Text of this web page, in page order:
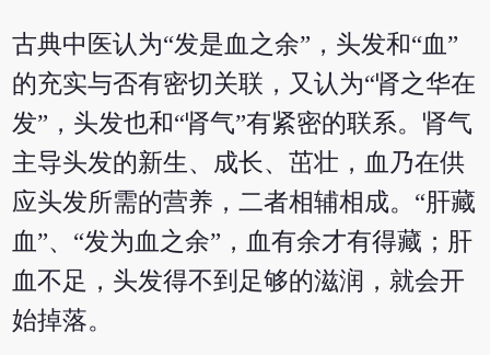
古典中医认为“发是血之余”，头发和“血”
的充实与否有密切关联，又认为“肾之华在
发”，头发也和“肾气”有紧密的联系。肾气
主导头发的新生、成长、茁壮，血乃在供
应头发所需的营养，二者相辅相成。“肝藏
血”、“发为血之余”，血有余才有得藏；肝
血不足，头发得不到足够的滋润，就会开
始掉落。